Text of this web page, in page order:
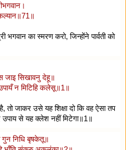
का स्मरण करो, जिन्होंने पार्वती को
जाइ सिखावनु देहू॥
न मिटिहि कलेसू॥1॥
तो जाकर उसे यह शिक्षा दो कि वह ऐसा तप
से यह क्लेश नहीं मिटेगा॥1॥
निधि बृषकेतू॥